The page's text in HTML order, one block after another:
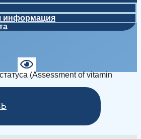
информация
(Assessment of vitamin